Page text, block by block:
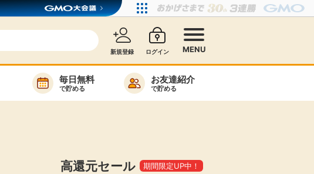
新規登録 ログイン MENU
毎日無料
で貯める
お友達紹介
で貯める
高還元セール 期間限定UP中！